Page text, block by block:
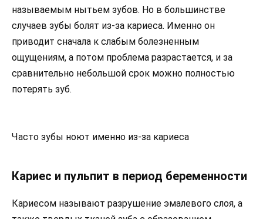
называемым нытьем зубов. Но в большинстве
случаев зубы болят из-за кариеса. Именно он
приводит сначала к слабым болезненным
ощущениям, а потом проблема разрастается, и за
сравнительно небольшой срок можно полностью
потерять зуб.
Часто зубы ноют именно из-за кариеса
Кариес и пульпит в период беременности
Кариесом называют разрушение эмалевого слоя, а